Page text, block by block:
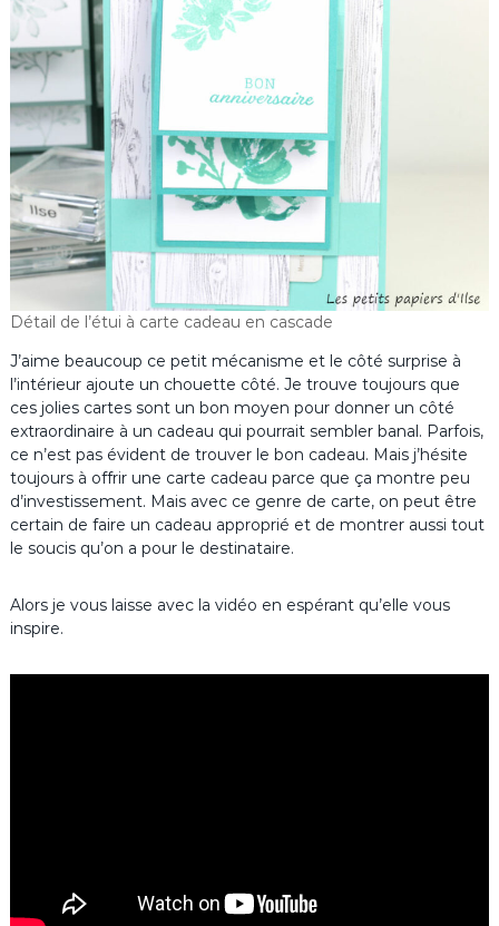
Détail de l’étui à carte cadeau en cascade
J’aime beaucoup ce petit mécanisme et le côté surprise à
l’intérieur ajoute un chouette côté. Je trouve toujours que
ces jolies cartes sont un bon moyen pour donner un côté
extraordinaire à un cadeau qui pourrait sembler banal. Parfois,
ce n’est pas évident de trouver le bon cadeau. Mais j’hésite
toujours à offrir une carte cadeau parce que ça montre peu
d’investissement. Mais avec ce genre de carte, on peut être
certain de faire un cadeau approprié et de montrer aussi tout
le soucis qu’on a pour le destinataire.
Alors je vous laisse avec la vidéo en espérant qu’elle vous
inspire.